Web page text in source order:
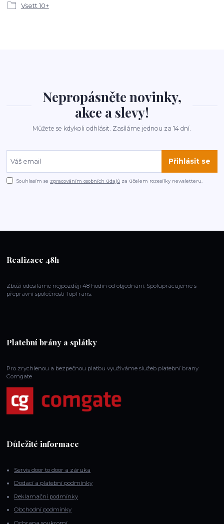
Vsett 10+
Nepropásněte novinky,
akce a slevy!
Můžete se kdykoli odhlásit. Zasíláme jednou za 14 dní.
Přihlásit se
Souhlasím se zpracováním osobních údajů za účelem rozesílky newsletteru.
Realizace 48h
Zboží odesíláme nejpozději 48 hodin od objednání. Spoluprácujeme s
přepravní společností TopTrans.
Platební brány a splátky
Pro zrychlenou a bezpečnou platbu využiváme služeb platební brany
Comgate
Důležité informace
Servis door to door a záruka
Dodací a platební podmínky
Reklamační podmínky
Obchodní podmínky